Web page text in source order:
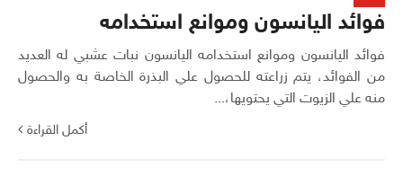
فوائد اليانسون وموانع استخدامه
فوائد اليانسون وموانع استخدامه اليانسون نبات عشبي له العديد
من الفوائد، يتم زراعته للحصول علي البذرة الخاصة به والحصول
منه علي الزيوت التي يحتويها،...
أكمل القراءة